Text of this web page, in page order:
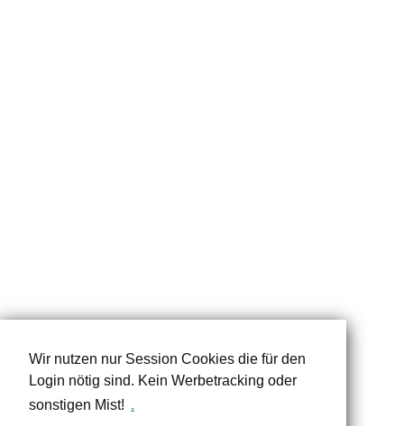
Wir nutzen nur Session Cookies die für den
Login nötig sind. Kein Werbetracking oder
sonstigen Mist! .